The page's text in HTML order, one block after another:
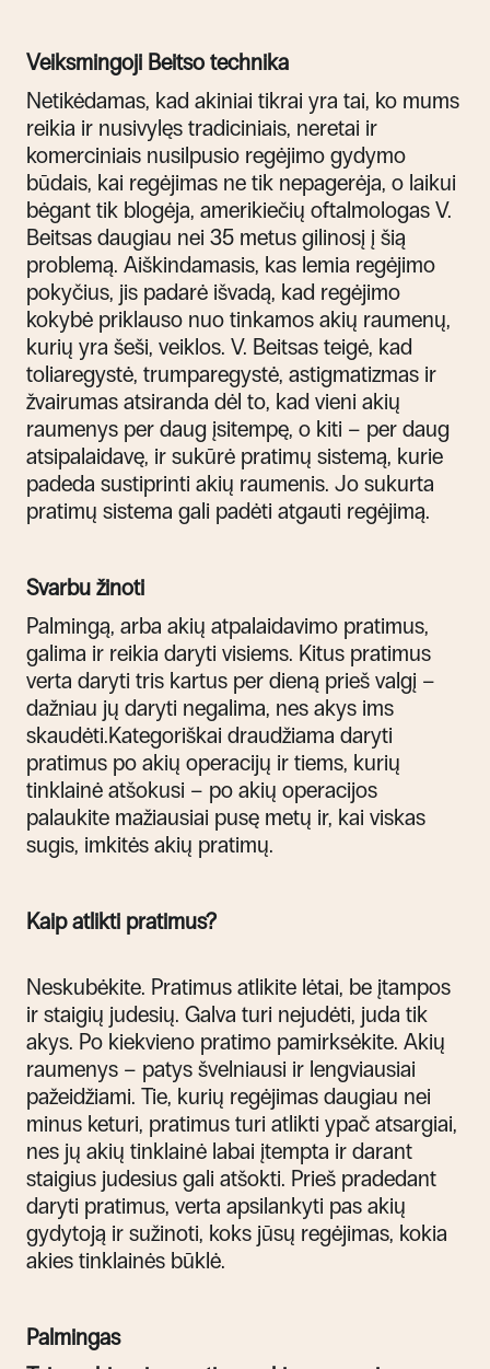
Veiksmingoji Beitso technika
Netikėdamas, kad akiniai tikrai yra tai, ko mums
reikia ir nusivylęs tradiciniais, neretai ir
komerciniais nusilpusio regėjimo gydymo
būdais, kai regėjimas ne tik nepagerėja, o laikui
bėgant tik blogėja, amerikiečių oftalmologas V.
Beitsas daugiau nei 35 metus gilinosį į šią
problemą. Aiškindamasis, kas lemia regėjimo
pokyčius, jis padarė išvadą, kad regėjimo
kokybė priklauso nuo tinkamos akių raumenų,
kurių yra šeši, veiklos. V. Beitsas teigė, kad
toliaregystė, trumparegystė, astigmatizmas ir
žvairumas atsiranda dėl to, kad vieni akių
raumenys per daug įsitempę, o kiti – per daug
atsipalaidavę, ir sukūrė pratimų sistemą, kurie
padeda sustiprinti akių raumenis. Jo sukurta
pratimų sistema gali padėti atgauti regėjimą.
Svarbu žinoti
Palmingą, arba akių atpalaidavimo pratimus,
galima ir reikia daryti visiems. Kitus pratimus
verta daryti tris kartus per dieną prieš valgį –
dažniau jų daryti negalima, nes akys ims
skaudėti.Kategoriškai draudžiama daryti
pratimus po akių operacijų ir tiems, kurių
tinklainė atšokusi – po akių operacijos
palaukite mažiausiai pusę metų ir, kai viskas
sugis, imkitės akių pratimų.
Kaip atlikti pratimus?
Neskubėkite. Pratimus atlikite lėtai, be įtampos
ir staigių judesių. Galva turi nejudėti, juda tik
akys. Po kiekvieno pratimo pamirksėkite. Akių
raumenys – patys švelniausi ir lengviausiai
pažeidžiami. Tie, kurių regėjimas daugiau nei
minus keturi, pratimus turi atlikti ypač atsargiai,
nes jų akių tinklainė labai įtempta ir darant
staigius judesius gali atšokti. Prieš pradedant
daryti pratimus, verta apsilankyti pas akių
gydytoją ir sužinoti, koks jūsų regėjimas, kokia
akies tinklainės būklė.
Palmingas